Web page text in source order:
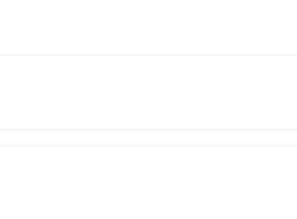
senza complicazioni.
del mercato.
piattaforme e dApp.